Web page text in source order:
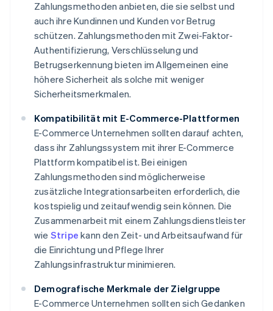
Zahlungsmethoden anbieten, die sie selbst und
auch ihre Kundinnen und Kunden vor Betrug
schützen. Zahlungsmethoden mit Zwei-Faktor-
Authentifizierung, Verschlüsselung und
Betrugserkennung bieten im Allgemeinen eine
höhere Sicherheit als solche mit weniger
Sicherheitsmerkmalen.
Kompatibilität mit E-Commerce-Plattformen
E-Commerce Unternehmen sollten darauf achten,
dass ihr Zahlungssystem mit ihrer E-Commerce
Plattform kompatibel ist. Bei einigen
Zahlungsmethoden sind möglicherweise
zusätzliche Integrationsarbeiten erforderlich, die
kostspielig und zeitaufwendig sein können. Die
Zusammenarbeit mit einem Zahlungsdienstleister
wie Stripe kann den Zeit- und Arbeitsaufwand für
die Einrichtung und Pflege Ihrer
Zahlungsinfrastruktur minimieren.
Demografische Merkmale der Zielgruppe
E-Commerce Unternehmen sollten sich Gedanken